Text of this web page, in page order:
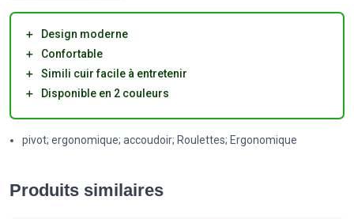
＋
Design moderne
＋
Confortable
＋
Simili cuir facile à entretenir
＋
Disponible en 2 couleurs
pivot; ergonomique; accoudoir; Roulettes; Ergonomique
Produits similaires